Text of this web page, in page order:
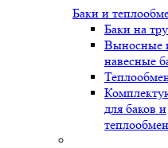
Баки и
Баки на
Выносные
навесные
для баков и